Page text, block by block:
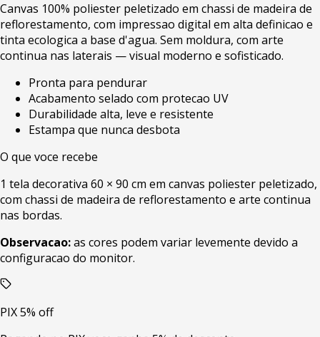
Canvas 100% poliester peletizado em chassi de madeira de
reflorestamento, com impressao digital em alta definicao e
tinta ecologica a base d'agua. Sem moldura, com arte
continua nas laterais — visual moderno e sofisticado.
Pronta para pendurar
Acabamento selado com protecao UV
Durabilidade alta, leve e resistente
Estampa que nunca desbota
O que voce recebe
1 tela decorativa 60 × 90 cm em canvas poliester peletizado,
com chassi de madeira de reflorestamento e arte continua
nas bordas.
Observacao:as cores podem variar levemente devido a
configuracao do monitor.
PIX 5% off